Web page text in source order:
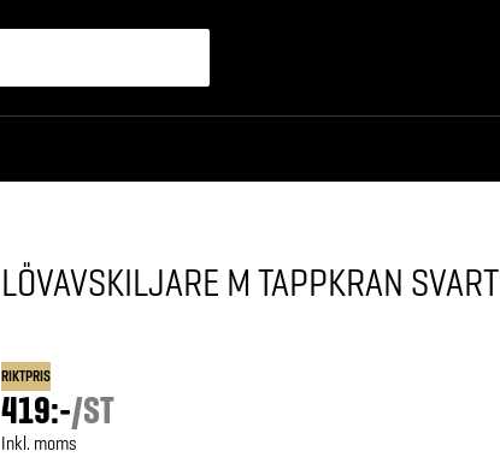
LÖVAVSKILJARE M TAPPKRAN SVART
RIKTPRIS
419:-/ST
Inkl. moms